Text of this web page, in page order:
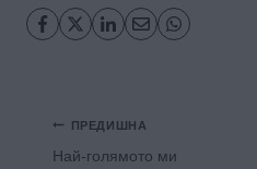
Навигация
ПРЕДИШНА
Най-голямото ми